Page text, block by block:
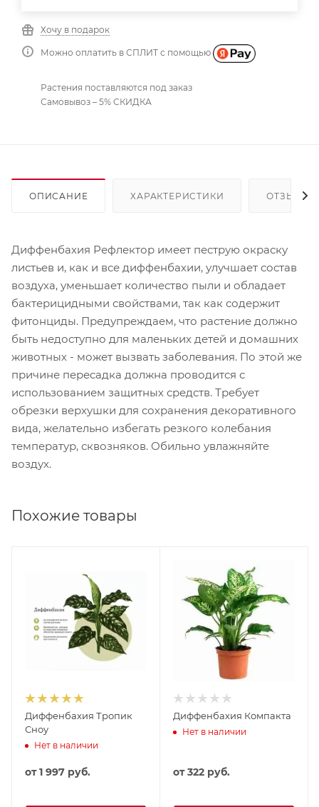
Хочу в подарок
Можно оплатить в СПЛИТ с помощью
Растения поставляются под заказ
Самовывоз – 5% СКИДКА
ОПИСАНИЕ ХАРАКТЕРИСТИКИ ОТЗЫВЫ
Диффенбахия Рефлектор имеет пеструю окраску
листьев и, как и все диффенбахии, улучшает состав
воздуха, уменьшает количество пыли и обладает
бактерицидными свойствами, так как содержит
фитонциды. Предупреждаем, что растение должно
быть недоступно для маленьких детей и домашних
животных - может вызвать заболевания. По этой же
причине пересадка должна проводится с
использованием защитных средств. Требует
обрезки верхушки для сохранения декоративного
вида, желательно избегать резкого колебания
температур, сквозняков. Обильно увлажняйте
воздух.
Похожие товары
Диффенбахия Тропик
Сноу
Нет в наличии
от1 997 руб.
Диффенбахия Компакта
Нет в наличии
от322 руб.